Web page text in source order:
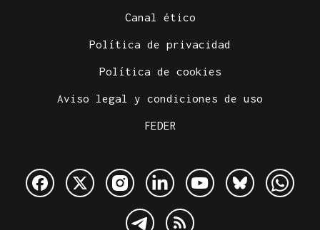
Canal ético
Política de privacidad
Política de cookies
Aviso legal y condiciones de uso
FEDER